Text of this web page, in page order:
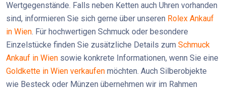
Wertgegenstände. Falls neben Ketten auch Uhren vorhanden
sind, informieren Sie sich gerne über unseren Rolex Ankauf
in Wien. Für hochwertigen Schmuck oder besondere
Einzelstücke finden Sie zusätzliche Details zum Schmuck
Ankauf in Wien sowie konkrete Informationen, wenn Sie eine
Goldkette in Wien verkaufen möchten. Auch Silberobjekte
wie Besteck oder Münzen übernehmen wir im Rahmen